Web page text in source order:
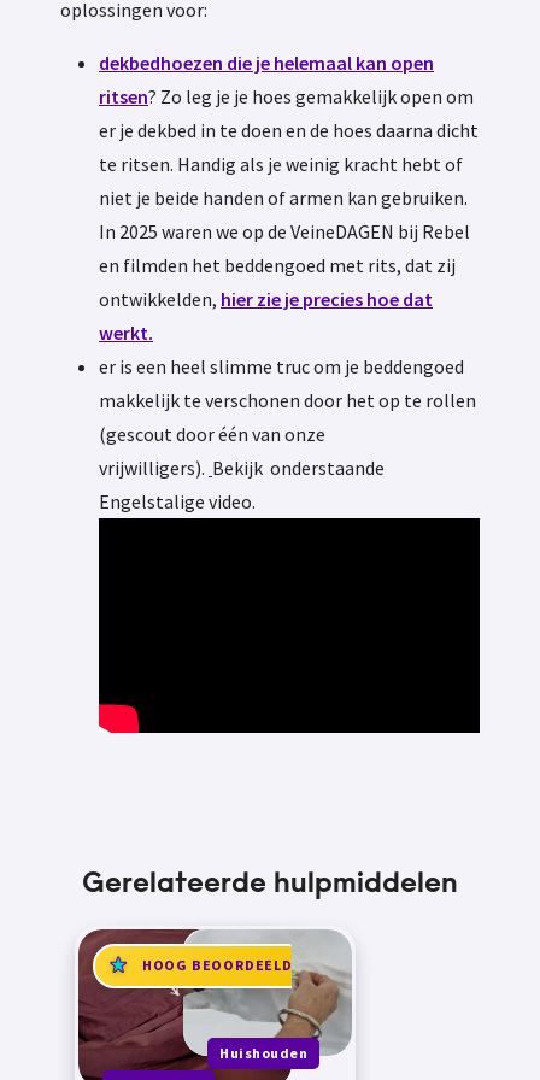
oplossingen voor:
dekbedhoezen die je helemaal kan open
ritsen? Zo leg je je hoes gemakkelijk open om
er je dekbed in te doen en de hoes daarna dicht
te ritsen. Handig als je weinig kracht hebt of
niet je beide handen of armen kan gebruiken.
In 2025 waren we op de VeineDAGEN bij Rebel
en filmden het beddengoed met rits, dat zij
ontwikkelden, hier zie je precies hoe dat
werkt.
er is een heel slimme truc om je beddengoed
makkelijk te verschonen door het op te rollen
(gescout door één van onze
vrijwilligers). Bekijk onderstaande
Engelstalige video.
Gerelateerde hulpmiddelen
HOOG BEOORDEELD
Huishouden